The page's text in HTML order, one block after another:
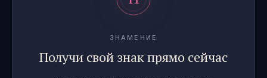
ЗНАМЕНИЕ
Получи свой знак прямо сейчас